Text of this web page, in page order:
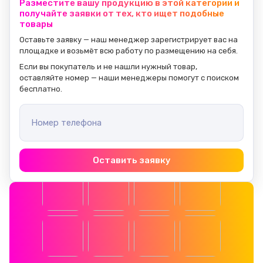
Разместите вашу продукцию в этой категории и
получайте заявки от тех, кто ищет подобные
товары
Оставьте заявку — наш менеджер зарегистрирует вас на
площадке и возьмёт всю работу по размещению на себя.
Если вы покупатель и не нашли нужный товар,
оставляйте номер — наши менеджеры помогут с поиском
бесплатно.
Номер телефона
Оставить заявку